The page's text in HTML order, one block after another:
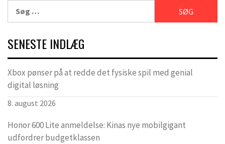
efter:
SENESTE INDLÆG
Xbox pønser på at redde det fysiske spil med genial
digital løsning
8. august 2026
Honor 600 Lite anmeldelse: Kinas nye mobilgigant
udfordrer budgetklassen